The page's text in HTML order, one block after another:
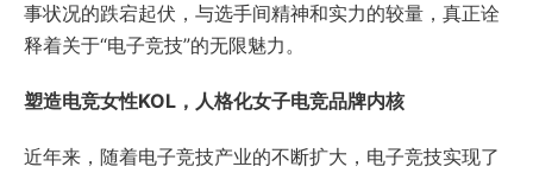
事状况的跌宕起伏，与选手间精神和实力的较量，真正诠
释着关于“电子竞技”的无限魅力。
塑造电竞女性KOL，人格化女子电竞品牌内核
近年来，随着电子竞技产业的不断扩大，电子竞技实现了